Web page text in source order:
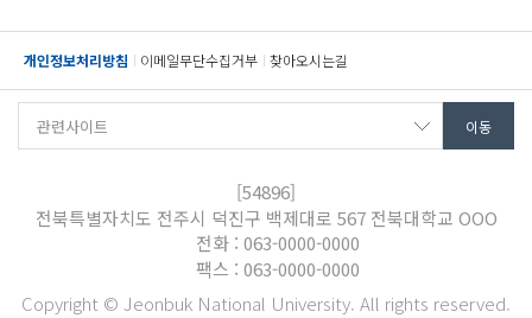
개인정보처리방침 이메일무단수집거부 찾아오시는길
[54896]
전북특별자치도 전주시 덕진구 백제대로 567 전북대학교 OOO
전화 : 063-0000-0000
팩스 : 063-0000-0000
Copyright © Jeonbuk National University. All rights reserved.